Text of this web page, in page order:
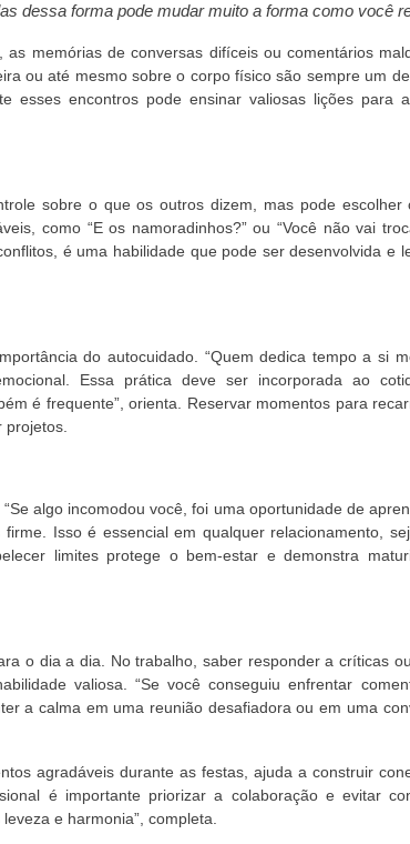
dessa forma pode mudar muito a forma como você
memórias de conversas difíceis ou comentários
ou até mesmo sobre o corpo físico são sempre um
esses encontros pode ensinar valiosas lições para
sobre o que os outros dizem, mas pode escolher
como “E os namoradinhos?” ou “Você não vai
é uma habilidade que pode ser desenvolvida e
do autocuidado. “Quem dedica tempo a si
Essa prática deve ser incorporada ao
é frequente”, orienta. Reservar momentos para
algo incomodou você, foi uma oportunidade de
Isso é essencial em qualquer relacionamento,
limites protege o bem-estar e demonstra
o dia a dia. No trabalho, saber responder a críticas
valiosa. “Se você conseguiu enfrentar
a calma em uma reunião desafiadora ou em uma
agradáveis durante as festas, ajuda a construir
é importante priorizar a colaboração e evitar
e harmonia”, completa.